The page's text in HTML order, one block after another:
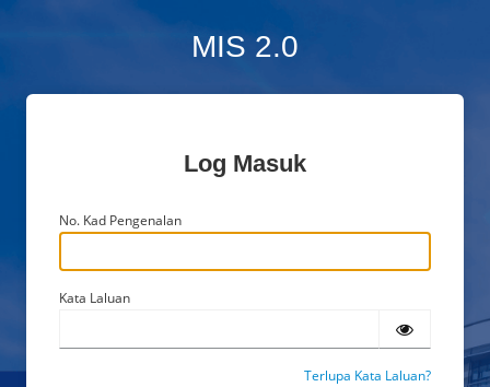
MIS 2.0
Log Masuk
No. Kad Pengenalan
Kata Laluan
Terlupa Kata Laluan?